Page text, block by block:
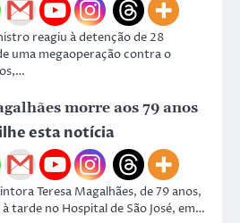
reagiu à detenção de 28
uma megaoperação contra o
morre aos 79 anos
esta notícia
Teresa Magalhães, de 79 anos,
tarde no Hospital de São José, em…